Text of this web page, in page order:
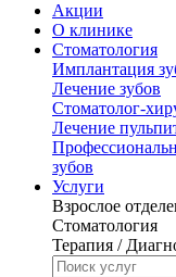
Акции
О клинике
Стоматология
Имплантация
Лечение зубов
Стоматолог-
Лечение
зубов
Услуги
Взрослое
Стоматология
Терапия /